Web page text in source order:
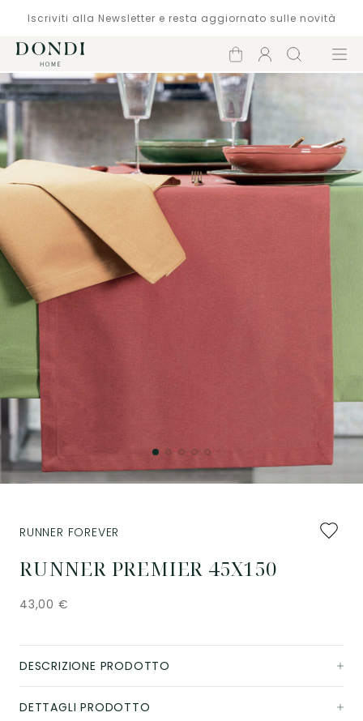
Iscriviti alla Newsletter e resta aggiornato sulle novità
Carrello
Account
Cerca Menù
RUNNER PREMIER 45X150
RUNNER FOREVER
43,00 €
DESCRIZIONE PRODOTTO
DETTAGLI PRODOTTO